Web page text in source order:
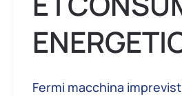
Fermi macchina